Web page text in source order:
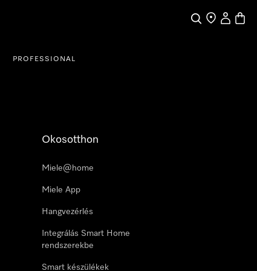
KeresesÜzletkereső
Saját profil
PROFESSIONAL
Okosotthon
Miele@home
Miele App
Hangvezérlés
Integrálás Smart Home
rendszerekbe
Smart készülékek